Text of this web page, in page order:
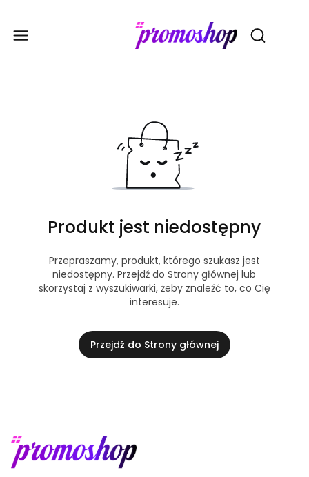
Otwórz
Produkt jest niedostępny
Przepraszamy, produkt, którego szukasz jest
niedostępny. Przejdź do Strony głównej lub
skorzystaj z wyszukiwarki, żeby znaleźć to, co Cię
interesuje.
Przejdź do Strony głównej